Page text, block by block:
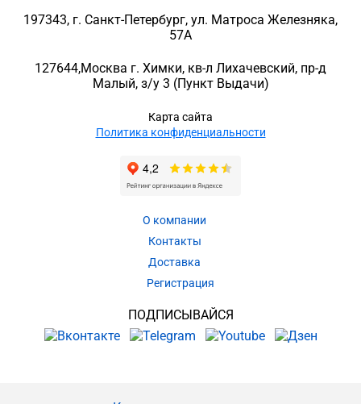
197343, г. Санкт-Петербург, ул. Матроса Железняка,
57A
127644,Москва г. Химки, кв-л Лихачевский, пр-д
Малый, з/у 3 (Пункт Выдачи)
Карта сайта
Политика конфиденциальности
О компании
Контакты
Доставка
Регистрация
ПОДПИСЫВАЙСЯ